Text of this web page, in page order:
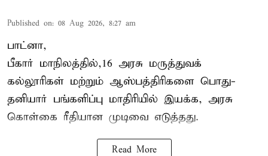
Published on: 08 Aug 2026, 8:27 am
பாட்னா,
பீகார் மாநிலத்தில்,16 அரசு மருத்துவக்
கல்லூரிகள் மற்றும் ஆஸ்பத்திரிகளை பொது-
தனியார் பங்களிப்பு மாதிரியில் இயக்க, அரசு
கொள்கை ரீதியான முடிவை எடுத்தது.
Read More